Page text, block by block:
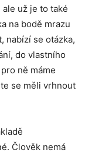
už je to také
na bodě mrazu
nabízí se otázka,
do vlastního
ně máme
se měli vrhnout
Člověk nemá